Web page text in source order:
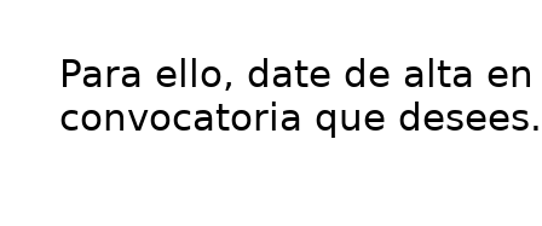
Para ello, date de alta
convocatoria que desees.